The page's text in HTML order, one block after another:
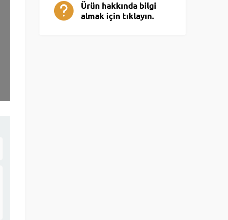
Ürün hakkında bilgi
almak için tıklayın.